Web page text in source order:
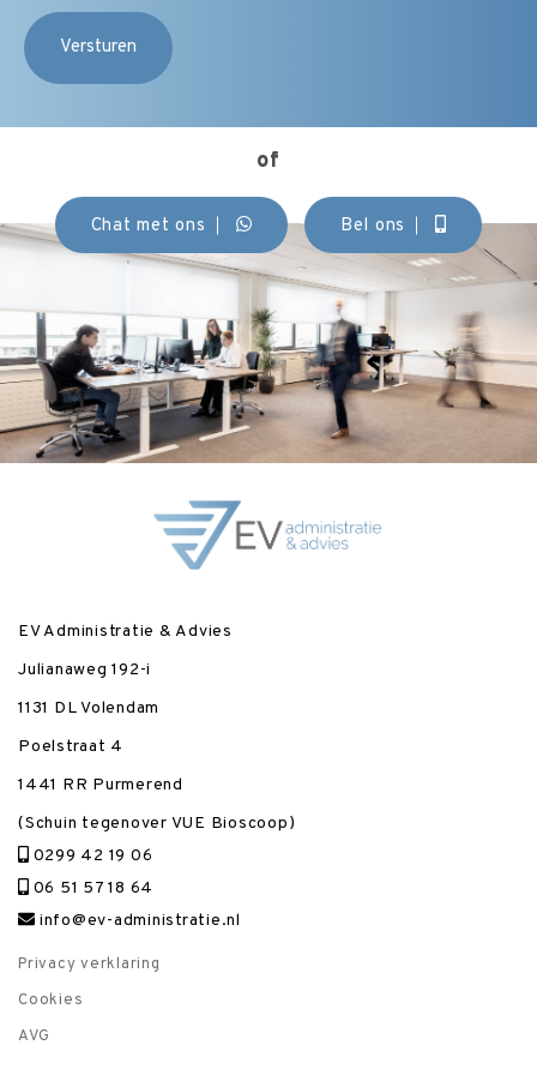
of
Chat met ons Bel ons
EV Administratie & Advies
Julianaweg 192-i
1131 DL Volendam
Poelstraat 4
1441 RR Purmerend
(Schuin tegenover VUE Bioscoop)
0299 42 19 06
06 51 57 18 64
info@ev-administratie.nl
Privacy verklaring
Cookies
AVG